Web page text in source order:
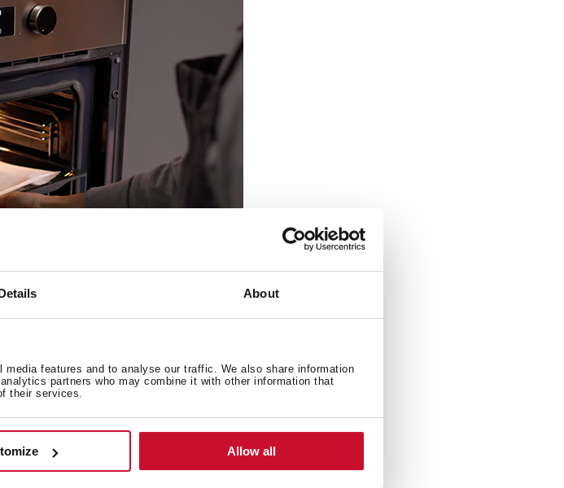
About
features and to analyse our traffic. We also share information
partners who may combine it with other information that
their services.
Allow all
la medida de lo posible lo que necesitas para
menaje de cocina y la vajilla. Si no vas a cocinar